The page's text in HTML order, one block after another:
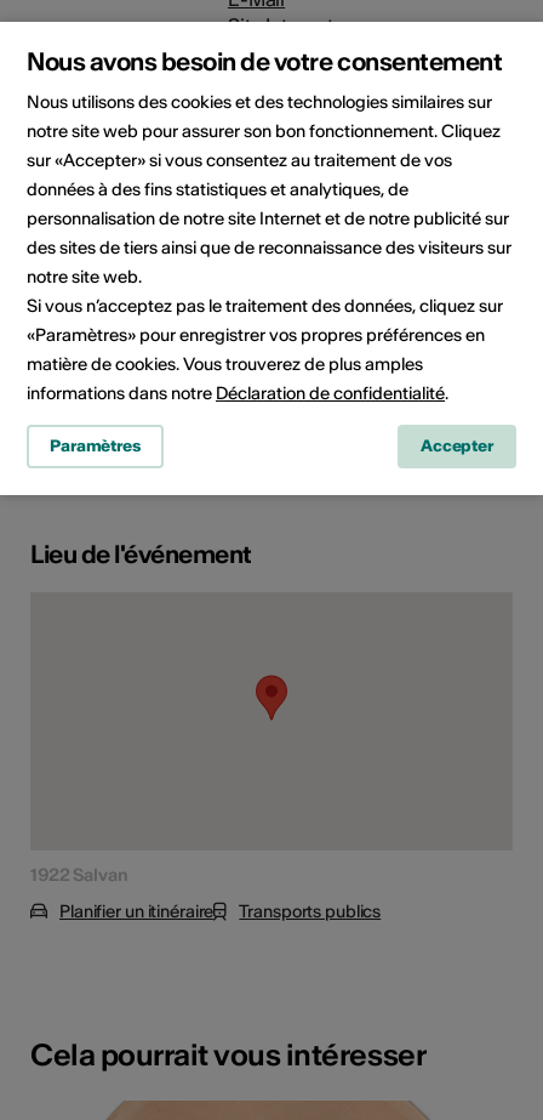
Site Internet
HES-SO Valais-Wallis
Rue de l'Industrie 23
1950 Sion
Téléphone 0586068503
E-Mail
Site Internet
Domaine
Type d'événement
Conférence
Classe d'âge
Tout public
Lieu de l'événement
1922 Salvan
Planifier un itinéraire
Transports publics
Cela pourrait vous intéresser
Nous avons besoin de votre consentement
Nous utilisons des cookies et des technologies similaires sur
notre site web pour assurer son bon fonctionnement. Cliquez
sur «Accepter» si vous consentez au traitement de vos
données à des fins statistiques et analytiques, de
personnalisation de notre site Internet et de notre publicité sur
des sites de tiers ainsi que de reconnaissance des visiteurs sur
notre site web.
Si vous n’acceptez pas le traitement des données, cliquez sur
«Paramètres» pour enregistrer vos propres préférences en
matière de cookies. Vous trouverez de plus amples
informations dans notre Déclaration de confidentialité.
Paramètres Accepter